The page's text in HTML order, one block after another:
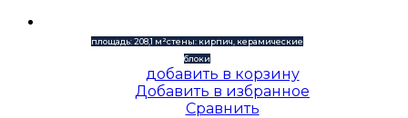
площадь: 208,1 м²стены: кирпич, керамические
блоки
добавить в корзину
Добавить в избранное
Сравнить